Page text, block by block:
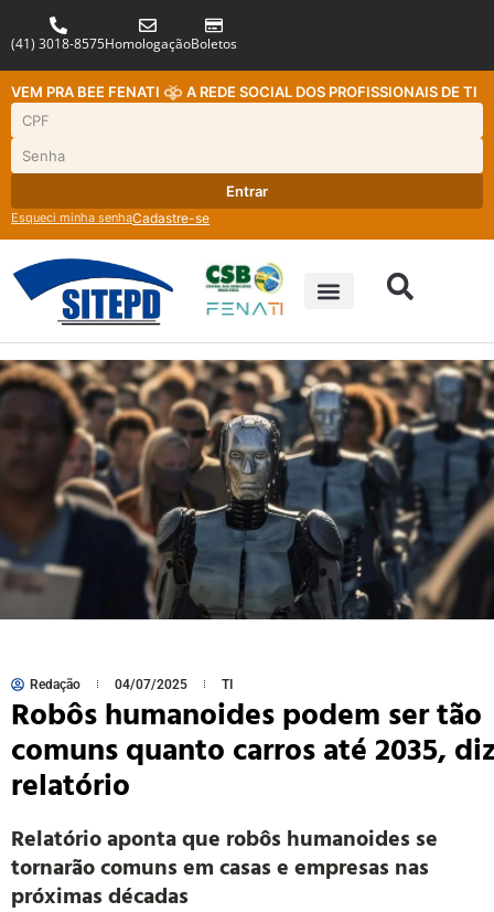
(41) 3018-8575HomologaçãoBoletos
VEM PRA BEE FENATI A REDE SOCIAL DOS PROFISSIONAIS DE TI
Entrar
Esqueci minha senhaCadastre-se
Redação 04/07/2025 TI
Robôs humanoides podem ser tão
comuns quanto carros até 2035,
relatório
Relatório aponta que robôs humanoides se
tornarão comuns em casas e empresas nas
próximas décadas